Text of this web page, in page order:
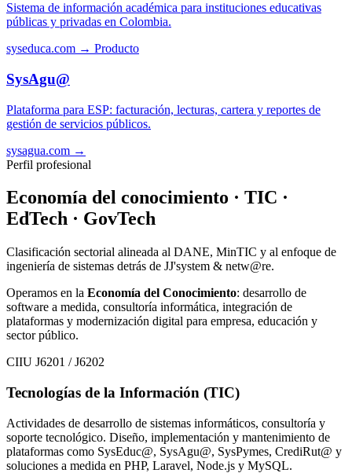
Sistema de información académica para instituciones educativas
públicas y privadas en Colombia.
syseduca.com → Producto
SysAgu@
Plataforma para ESP: facturación, lecturas, cartera y reportes de
gestión de servicios públicos.
sysagua.com →
Perfil profesional
Economía del conocimiento · TIC ·
EdTech · GovTech
Clasificación sectorial alineada al DANE, MinTIC y al enfoque de
ingeniería de sistemas detrás de JJ'system & netw@re.
Operamos en la Economía del Conocimiento: desarrollo de
software a medida, consultoría informática, integración de
plataformas y modernización digital para empresa, educación y
sector público.
CIIU J6201 / J6202
Tecnologías de la Información (TIC)
Actividades de desarrollo de sistemas informáticos, consultoría y
soporte tecnológico. Diseño, implementación y mantenimiento de
plataformas como SysEduc@, SysAgu@, SysPymes, CrediRut@ y
soluciones a medida en PHP, Laravel, Node.js y MySQL.